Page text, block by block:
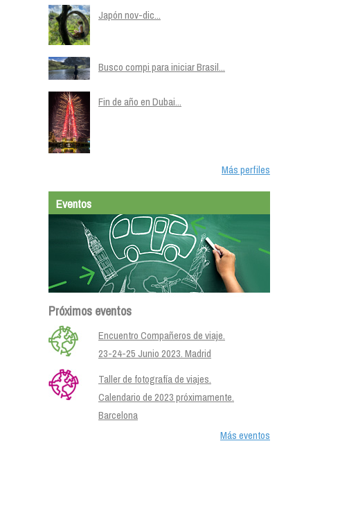
Japón nov-dic...
Busco compi para iniciar Brasil...
Fin de año en Dubai...
Más perfiles
Eventos
Próximos eventos
Encuentro Compañeros de viaje.
23-24-25 Junio 2023. Madrid
Taller de fotografía de viajes.
Calendario de 2023 próximamente.
Barcelona
Más eventos